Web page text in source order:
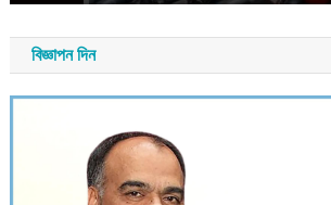
বিজ্ঞাপন দিন